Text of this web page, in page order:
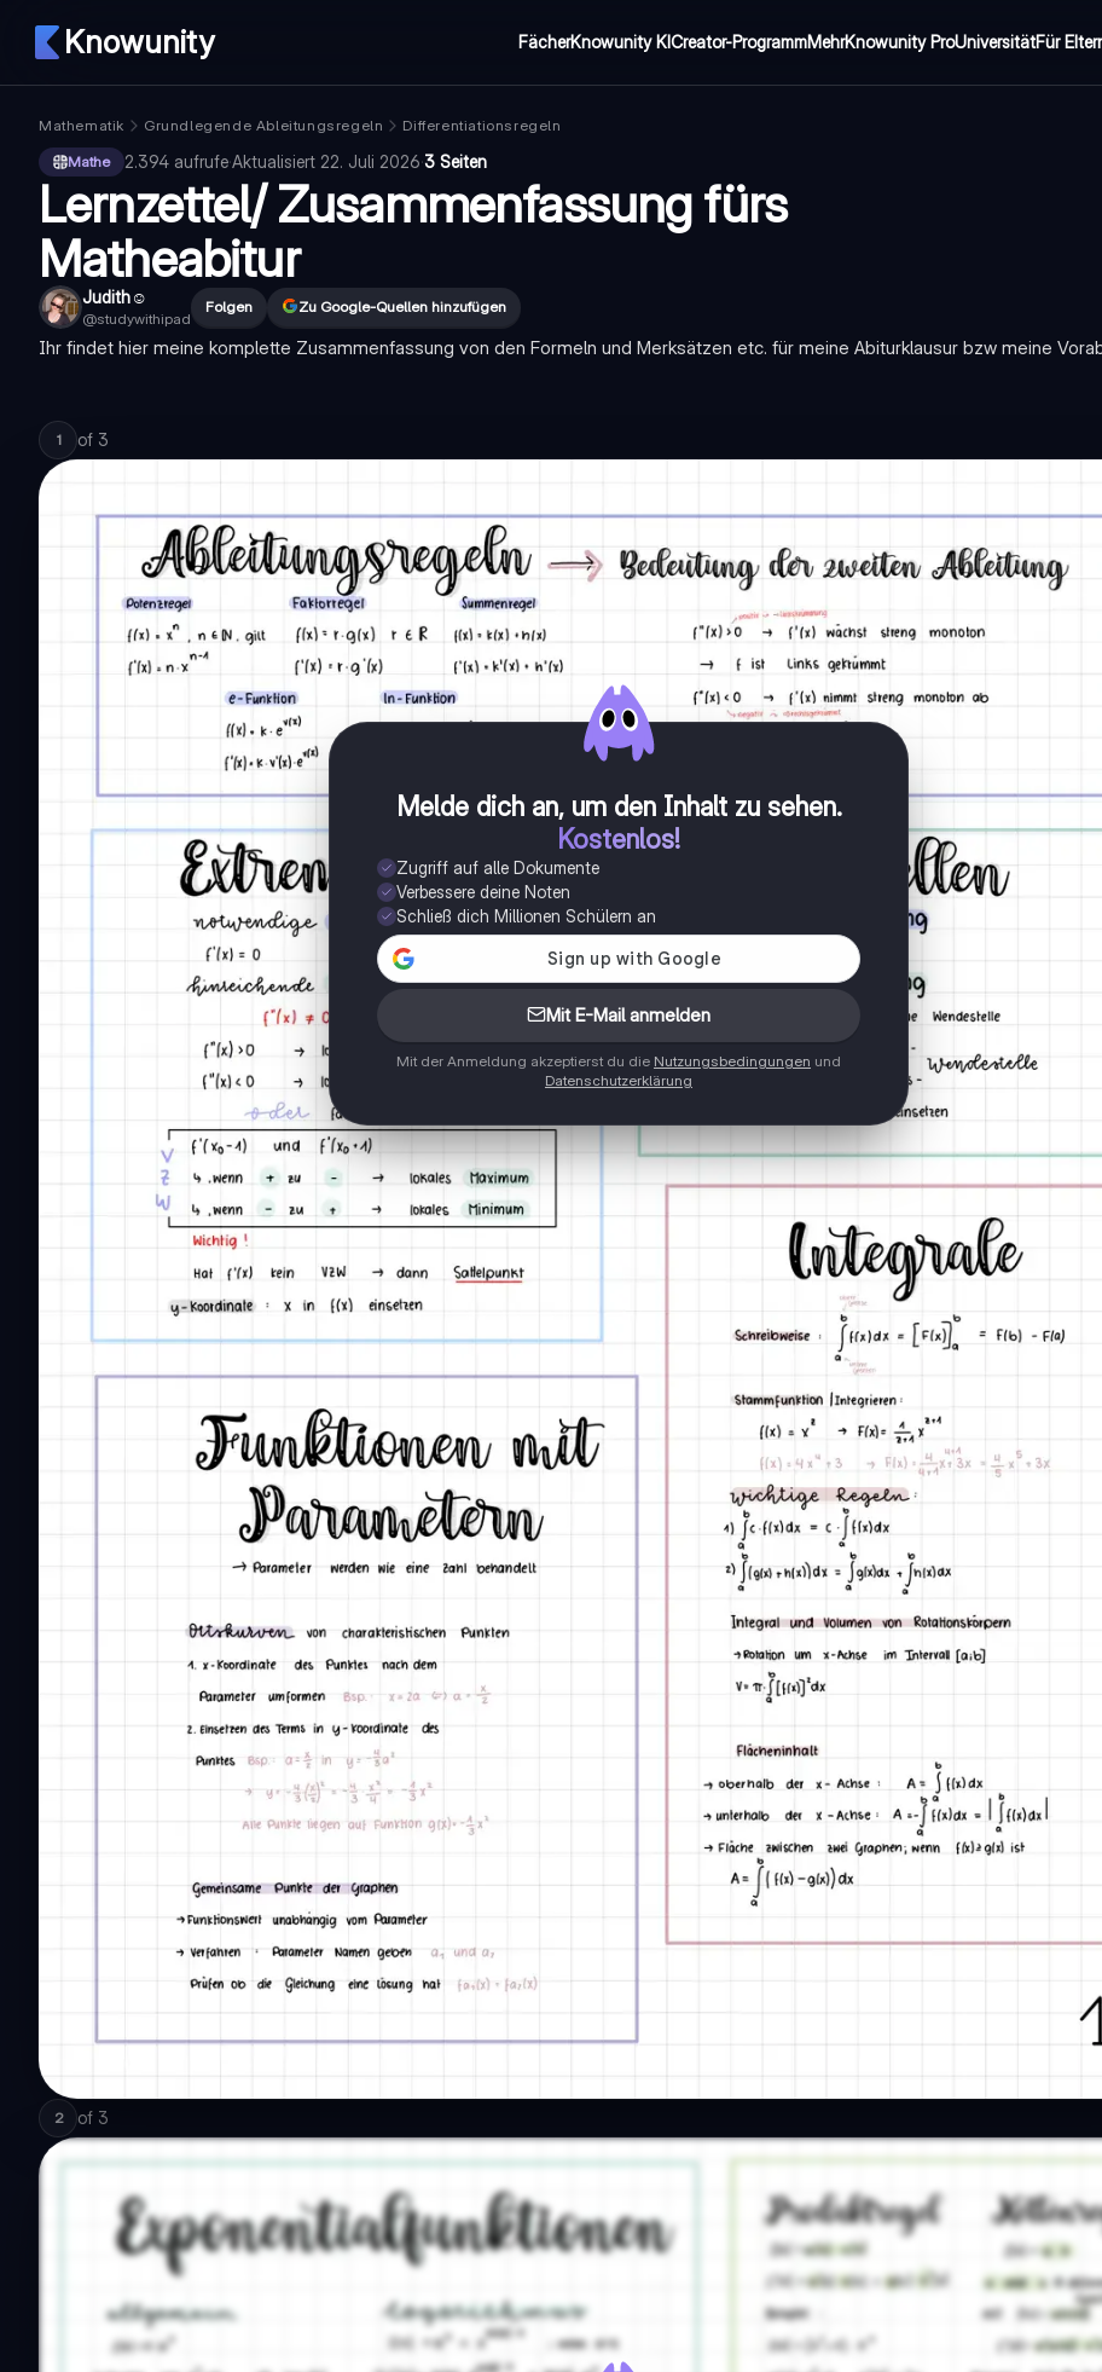
Knowunity FächerKnowunity KICreator-ProgrammMehrKnowunity ProUniversitätFür
Mathematik Grundlegende Ableitungsregeln
Differentiationsregeln
Mathe
2.394 aufrufe·Aktualisiert 22. Juli 2026·3 Seiten
Lernzettel/ Zusammenfassung fürs
Matheabitur
Judith☺️
@studywithipad
Folgen Zu Google-Quellen hinzufügen
Ihr findet hier meine komplette Zusammenfassung von den Formeln und Merksätzen etc. für meine Abiturklausur bzw meine
1 of 3
Melde dich an, um den Inhalt zu sehen.
Kostenlos!
Zugriff auf alle Dokumente
Verbessere deine Noten
Schließ dich Millionen Schülern an
Mit E-Mail anmelden
Mit der Anmeldung akzeptierst du die Nutzungsbedingungen und
Datenschutzerklärung
2 of 3